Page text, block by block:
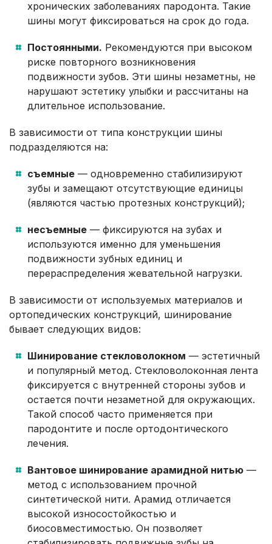
хронических заболеваниях пародонта. Такие
шины могут фиксироваться на срок до года.
Постоянными. Рекомендуются при высоком
риске повторного возникновения
подвижности зубов. Эти шины незаметны, не
нарушают эстетику улыбки и рассчитаны на
длительное использование.
В зависимости от типа конструкции шины
подразделяются на:
съемные — одновременно стабилизируют
зубы и замещают отсутствующие единицы
(являются частью протезных конструкций);
несъемные — фиксируются на зубах и
используются именно для уменьшения
подвижности зубных единиц и
перераспределения жевательной нагрузки.
В зависимости от используемых материалов и
ортопедических конструкций, шинирование
бывает следующих видов:
Шинирование стекловолокном — эстетичный
и популярный метод. Стекловолоконная лента
фиксируется с внутренней стороны зубов и
остается почти незаметной для окружающих.
Такой способ часто применяется при
пародонтите и после ортодонтического
лечения.
Вантовое шинирование арамидной нитью —
метод с использованием прочной
синтетической нити. Арамид отличается
высокой износостойкостью и
биосовместимостью. Он позволяет